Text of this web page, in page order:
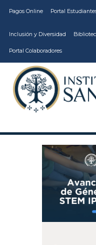
Pagos Online Portal
Inclusión y Diversidad
Portal Colaboradores
CARRERAS
VIDA
VCM
CONTINUA